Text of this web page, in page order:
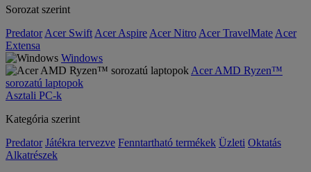
Sorozat szerint
Predator Acer Swift Acer Aspire Acer Nitro Acer TravelMate Acer
Extensa
Windows
Acer AMD Ryzen™
sorozatú laptopok
Asztali PC-k
Kategória szerint
Predator Játékra tervezve Fenntartható termékek Üzleti Oktatás
Alkatrészek